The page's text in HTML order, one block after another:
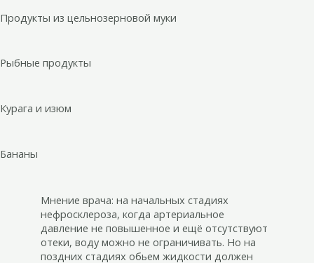
Продукты из цельнозерновой муки
Рыбные продукты
Курага и изюм
Бананы
Мнение врача: на начальных стадиях
нефросклероза, когда артериальное
давление не повышенное и ещё отсутствуют
отеки, воду можно не ограничивать. Но на
поздних стадиях обьем жидкости должен